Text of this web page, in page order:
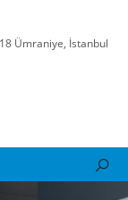
Ümraniye, İstanbul